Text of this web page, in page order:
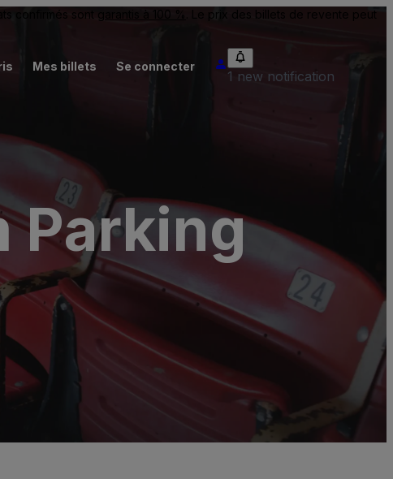
confirmés sont garantis à 100 %
. Le prix des billets de revente peut
Mes billets Se connecter
1 new notification
Parking